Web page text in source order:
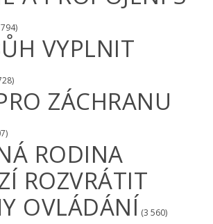
VYPLNIT
ZÁCHRANU
RODINA
ROZVRÁTIT
OVLÁDÁNÍ (3 560)